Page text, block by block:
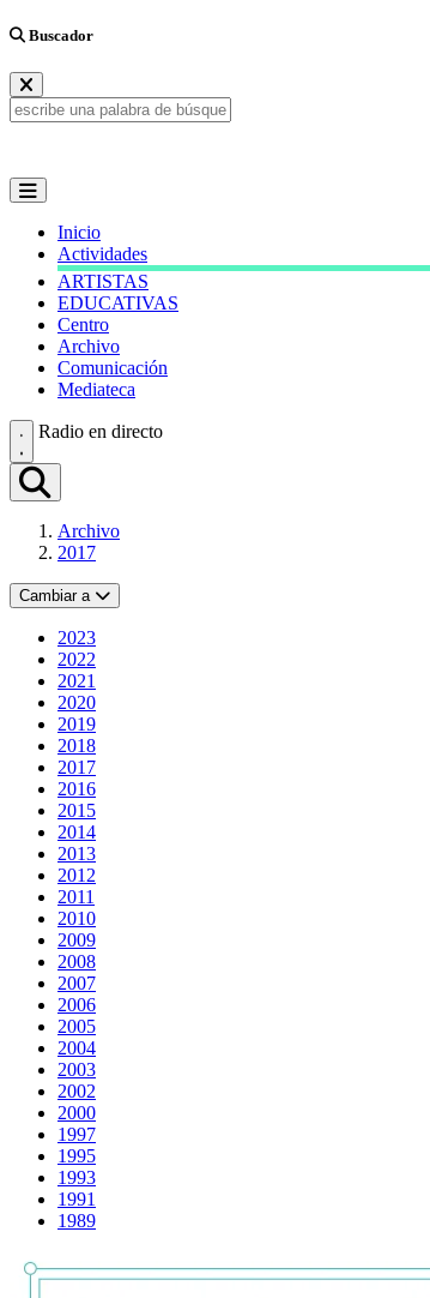
Buscador
Inicio
Actividades
ARTISTAS
EDUCATIVAS
Centro
Archivo
Comunicación
Mediateca
Radio en directo
Archivo
2017
Cambiar a
2023
2022
2021
2020
2019
2018
2017
2016
2015
2014
2013
2012
2011
2010
2009
2008
2007
2006
2005
2004
2003
2002
2000
1997
1995
1993
1991
1989